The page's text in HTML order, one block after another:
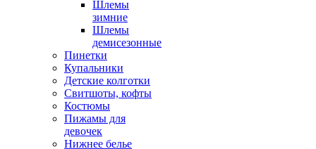
Шлемы
зимние
Шлемы
демисезонные
Пинетки
Купальники
Детские колготки
Свитшоты, кофты
Костюмы
Пижамы для
девочек
Нижнее белье